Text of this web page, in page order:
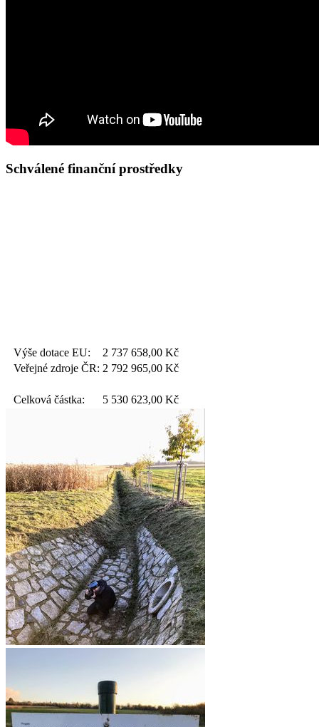
Schválené finanční prostředky
Výše dotace EU: 2 737 658,00 Kč
Veřejné zdroje ČR: 2 792 965,00 Kč
Celková částka: 5 530 623,00 Kč